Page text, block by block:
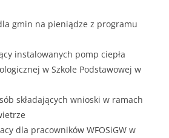
gmin na pieniądze z programu
instalowanych pomp ciepła
w Szkole Podstawowej w
składających wnioski w ramach
dla pracowników WFOSiGW w